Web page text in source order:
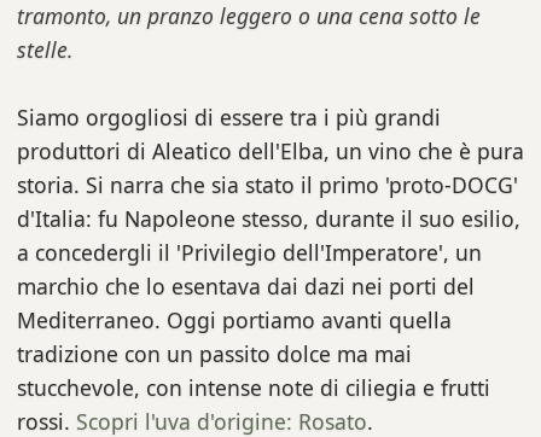
tramonto, un pranzo leggero o una cena sotto le
stelle.
Siamo orgogliosi di essere tra i più grandi
produttori di Aleatico dell'Elba, un vino che è pura
storia. Si narra che sia stato il primo 'proto-DOCG'
d'Italia: fu Napoleone stesso, durante il suo esilio,
a concedergli il 'Privilegio dell'Imperatore', un
marchio che lo esentava dai dazi nei porti del
Mediterraneo. Oggi portiamo avanti quella
tradizione con un passito dolce ma mai
stucchevole, con intense note di ciliegia e frutti
rossi. Scopri l'uva d'origine: Rosato.